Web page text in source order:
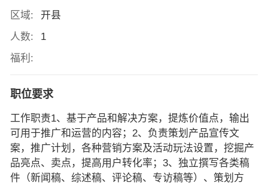
区域:
开县
人数:
1
福利:
职位要求
工作职责1、基于产品和解决方案，提炼价值点，输出
可用于推广和运营的内容；2、负责策划产品宣传文
案，推广计划，各种营销方案及活动玩法设置，挖掘产
品亮点、卖点，提高用户转化率；3、独立撰写各类稿
件（新闻稿、综述稿、评论稿、专访稿等）、策划方